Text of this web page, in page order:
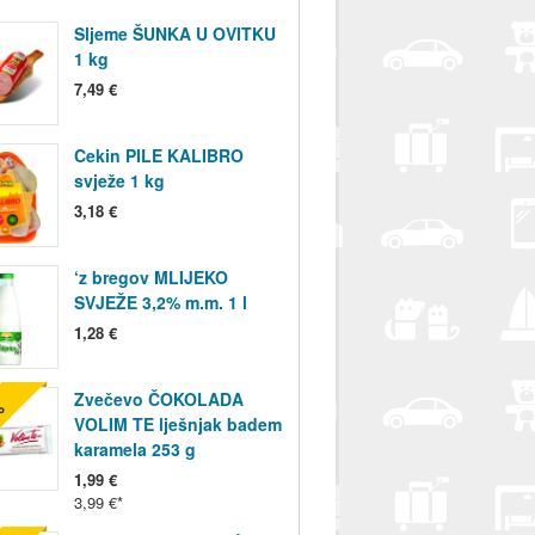
Sljeme ŠUNKA U OVITKU
1 kg
7,49 €
Cekin PILE KALIBRO
svježe 1 kg
3,18 €
‘z bregov MLIJEKO
SVJEŽE 3,2% m.m. 1 l
1,28 €
Zvečevo ČOKOLADA
VOLIM TE lješnjak badem
karamela 253 g
1,99 €
3,99 €